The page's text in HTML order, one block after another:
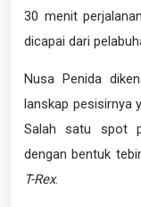
30 menit
dicapai dari
Nusa Penida
lanskap pesisirnya
Salah satu spot
dengan bentuk
T-Rex.